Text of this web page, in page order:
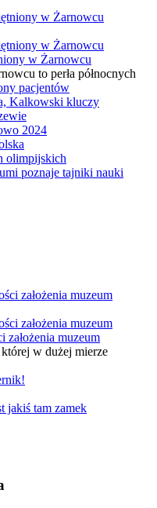
w Żarnowcu
to perła północnych
pacjentów
Kalkowski kluczy
2024
olimpijskich
poznaje tajniki nauki
założenia muzeum
w dużej mierze
jakiś tam zamek